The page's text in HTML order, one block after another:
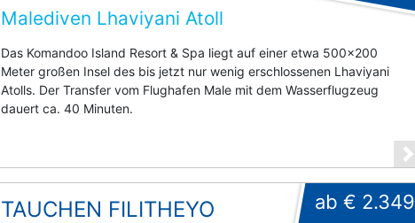
Malediven Lhaviyani Atoll
Das Komandoo Island Resort & Spa liegt auf einer etwa 500x200
Meter großen Insel des bis jetzt nur wenig erschlossenen Lhaviyani
Atolls. Der Transfer vom Flughafen Male mit dem Wasserflugzeug
dauert ca. 40 Minuten.
TAUCHEN FILITHEYO ab € 2.349